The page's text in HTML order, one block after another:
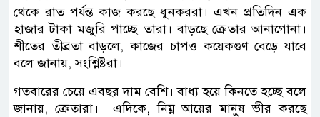
থেকে রাত পর্যন্ত কাজ করছে ধুনকররা। এখন প্রতিদিন এক
হাজার টাকা মজুরি পাচ্ছে তারা। বাড়ছে ক্রেতার আনাগোনা।
শীতের তীব্রতা বাড়লে, কাজের চাপও কয়েকগুণ বেড়ে যাবে
বলে জানায়, সংশ্লিষ্টরা।
গতবারের চেয়ে এবছর দাম বেশি। বাধ্য হয়ে কিনতে হচ্ছে বলে
জানায়, ক্রেতারা। এদিকে, নিম্ন আয়ের মানুষ ভীর করছে